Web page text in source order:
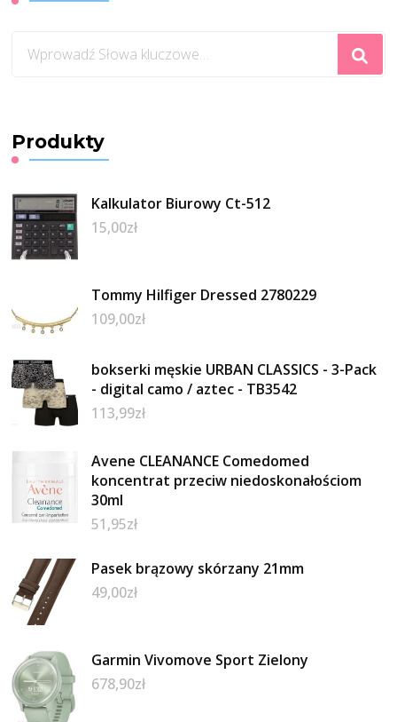
czegoś?
Produkty
Kalkulator Biurowy Ct-512
15,00zł
Tommy Hilfiger Dressed 2780229
109,00zł
bokserki męskie URBAN CLASSICS - 3-Pack
- digital camo / aztec - TB3542
113,99zł
Avene CLEANANCE Comedomed
koncentrat przeciw niedoskonałościom
30ml
51,95zł
Pasek brązowy skórzany 21mm
49,00zł
Garmin Vivomove Sport Zielony
678,90zł